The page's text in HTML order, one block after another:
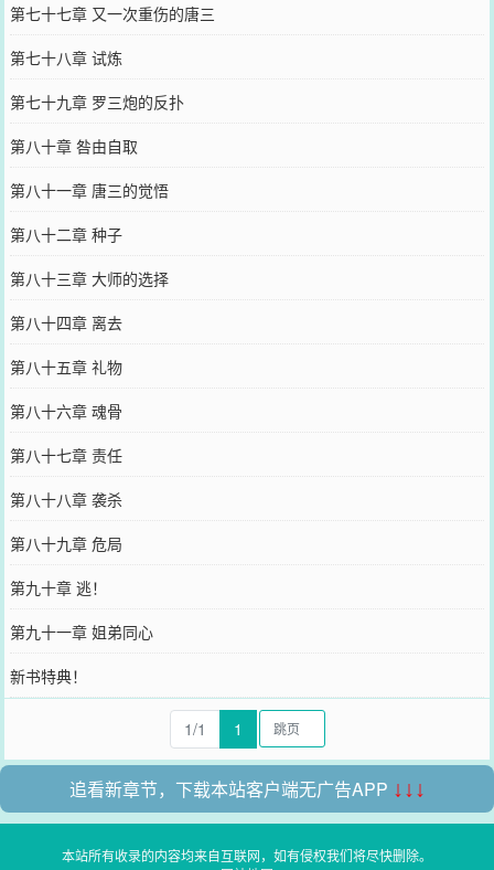
第七十七章 又一次重伤的唐三
第七十八章 试炼
第七十九章 罗三炮的反扑
第八十章 咎由自取
第八十一章 唐三的觉悟
第八十二章 种子
第八十三章 大师的选择
第八十四章 离去
第八十五章 礼物
第八十六章 魂骨
第八十七章 责任
第八十八章 袭杀
第八十九章 危局
第九十章 逃！
第九十一章 姐弟同心
新书特典！
1/1 1
追看新章节，下载本站客户端无广告APP ↓↓↓
本站所有收录的内容均来自互联网，如有侵权我们将尽快删除。